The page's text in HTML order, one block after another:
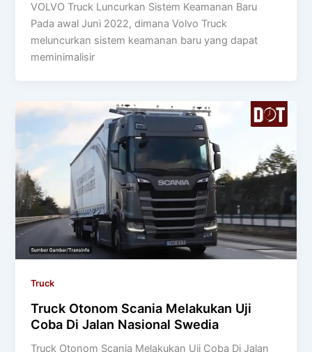
VOLVO Truck Luncurkan Sistem Keamanan Baru
Pada awal Juni 2022, dimana Volvo Truck
meluncurkan sistem keamanan baru yang dapat
meminimalisir
Truck
Truck Otonom Scania Melakukan Uji
Coba Di Jalan Nasional Swedia
Truck Otonom Scania Melakukan Uji Coba Di Jalan